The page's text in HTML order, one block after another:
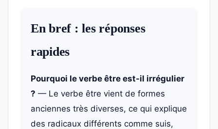
En bref : les réponses
rapides
Pourquoi le verbe être est-il irrégulier
? — Le verbe être vient de formes
anciennes très diverses, ce qui explique
des radicaux différents comme suis,